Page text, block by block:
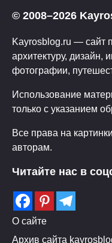
© 2008–2026
Kayrosblog.ru — сайт
архитектуру, дизайн,
фотографии,
Использование
только с указанием
Все права на
авторам.
Читайте нас в
О сайте
Архив сайта